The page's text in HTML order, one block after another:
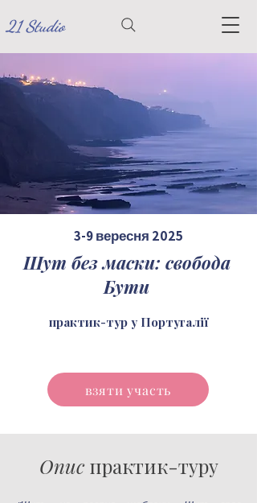
21 Studio
3-9 вересня 2025
Шут без маски: свобода
Бути
практик-тур у Португалії
взяти участь
Описпрактик-туру